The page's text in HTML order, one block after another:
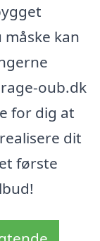
kan
oub.dk
for dig at
dit
første